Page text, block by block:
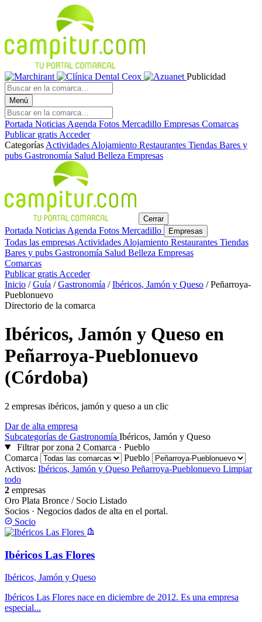
Publicidad
Menú
Portada Noticias Agenda Fotos Mercadillo Empresas Comarcas
Publicar gratis Acceder
Categorías Actividades Alojamiento Restaurantes Tiendas Bares y
pubs Gastronomía Salud Belleza Empresas
Cerrar
Portada Noticias Agenda Fotos Mercadillo Empresas
Todas las empresas Actividades Alojamiento Restaurantes Tiendas
Bares y pubs Gastronomía Salud Belleza Empresas
Comarcas
Publicar gratis Acceder
Inicio / Guía / Gastronomía / Ibéricos, Jamón y Queso / Peñarroya-
Pueblonuevo
Directorio de la comarca
Ibéricos, Jamón y Queso en
Peñarroya-Pueblonuevo
(Córdoba)
2 empresas ibéricos, jamón y queso a un clic
Dar de alta empresa
Subcategorías de Gastronomía Ibéricos, Jamón y Queso
Filtrar por zona 2 Comarca · Pueblo
Comarca
Pueblo
Activos: Ibéricos, Jamón y Queso Peñarroya-Pueblonuevo Limpiar
todo
2 empresas
Oro Plata Bronce / Socio Listado
Socios · Negocios dados de alta en el portal.
Socio
Ibéricos Las Flores
Ibéricos, Jamón y Queso
Ibéricos Las Flores nace en diciembre de 2012. Es una empresa
especial...